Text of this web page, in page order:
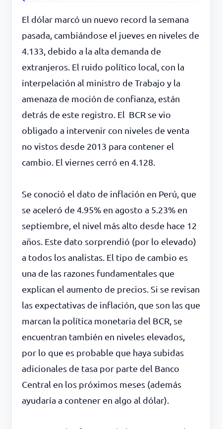
El dólar marcó un nuevo record la semana
pasada, cambiándose el jueves en niveles de
4.133, debido a la alta demanda de
extranjeros. El ruido político local, con la
interpelación al ministro de Trabajo y la
amenaza de moción de confianza, están
detrás de este registro. El BCR se vio
obligado a intervenir con niveles de venta
no vistos desde 2013 para contener el
cambio. El viernes cerró en 4.128.
Se conoció el dato de inflación en Perú, que
se aceleró de 4.95% en agosto a 5.23% en
septiembre, el nivel más alto desde hace 12
años. Este dato sorprendió (por lo elevado)
a todos los analistas. El tipo de cambio es
una de las razones fundamentales que
explican el aumento de precios. Si se revisan
las expectativas de inflación, que son las que
marcan la política monetaria del BCR, se
encuentran también en niveles elevados,
por lo que es probable que haya subidas
adicionales de tasa por parte del Banco
Central en los próximos meses (además
ayudaría a contener en algo al dólar).